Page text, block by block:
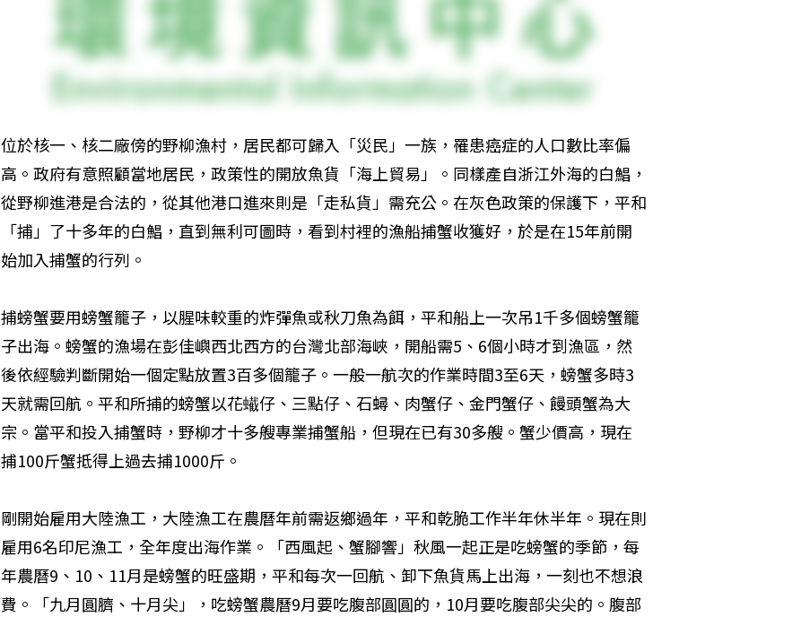
位於核一、核二廠傍的野柳漁村，居民都可歸入「災民」一族，罹患癌症的人口數比率偏
高。政府有意照顧當地居民，政策性的開放魚貨「海上貿易」。同樣產自浙江外海的白鯧，
從野柳進港是合法的，從其他港口進來則是「走私貨」需充公。在灰色政策的保護下，平和
「捕」了十多年的白鯧，直到無利可圖時，看到村裡的漁船捕蟹收獲好，於是在15年前開
始加入捕蟹的行列。
捕螃蟹要用螃蟹籠子，以腥味較重的炸彈魚或秋刀魚為餌，平和船上一次吊1千多個螃蟹籠
子出海。螃蟹的漁場在彭佳嶼西北西方的台灣北部海峽，開船需5、6個小時才到漁區，然
後依經驗判斷開始一個定點放置3百多個籠子。一般一航次的作業時間3至6天，螃蟹多時3
天就需回航。平和所捕的螃蟹以花蠘仔、三點仔、石蟳、肉蟹仔、金門蟹仔、饅頭蟹為大
宗。當平和投入捕蟹時，野柳才十多艘專業捕蟹船，但現在已有30多艘。蟹少價高，現在
捕100斤蟹抵得上過去捕1000斤。
剛開始雇用大陸漁工，大陸漁工在農曆年前需返鄉過年，平和乾脆工作半年休半年。現在則
雇用6名印尼漁工，全年度出海作業。「西風起、蟹腳響」秋風一起正是吃螃蟹的季節，每
年農曆9、10、11月是螃蟹的旺盛期，平和每次一回航、卸下魚貨馬上出海，一刻也不想浪
費。「九月圓臍、十月尖」，吃螃蟹農曆9月要吃腹部圓圓的，10月要吃腹部尖尖的。腹部